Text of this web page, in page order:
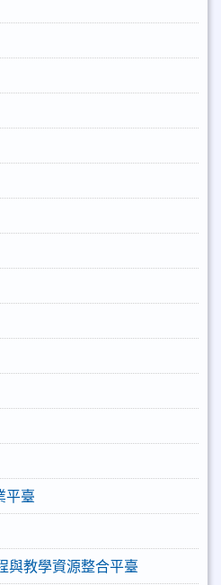
平臺
與教學資源整合平臺